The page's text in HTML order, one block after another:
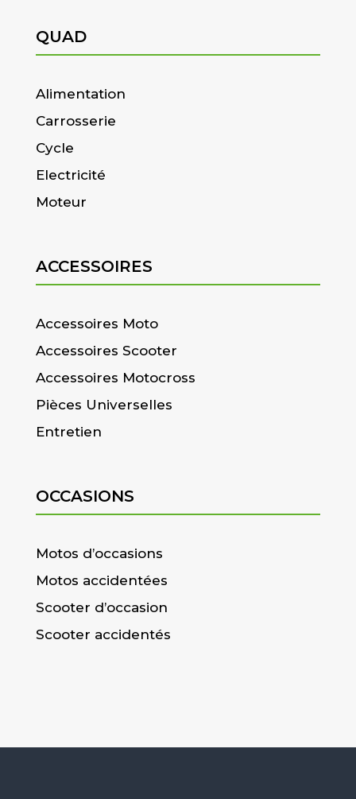
QUAD
Alimentation
Carrosserie
Cycle
Electricité
Moteur
ACCESSOIRES
Accessoires Moto
Accessoires Scooter
Accessoires Motocross
Pièces Universelles
Entretien
OCCASIONS
Motos d’occasions
Motos accidentées
Scooter d’occasion
Scooter accidentés